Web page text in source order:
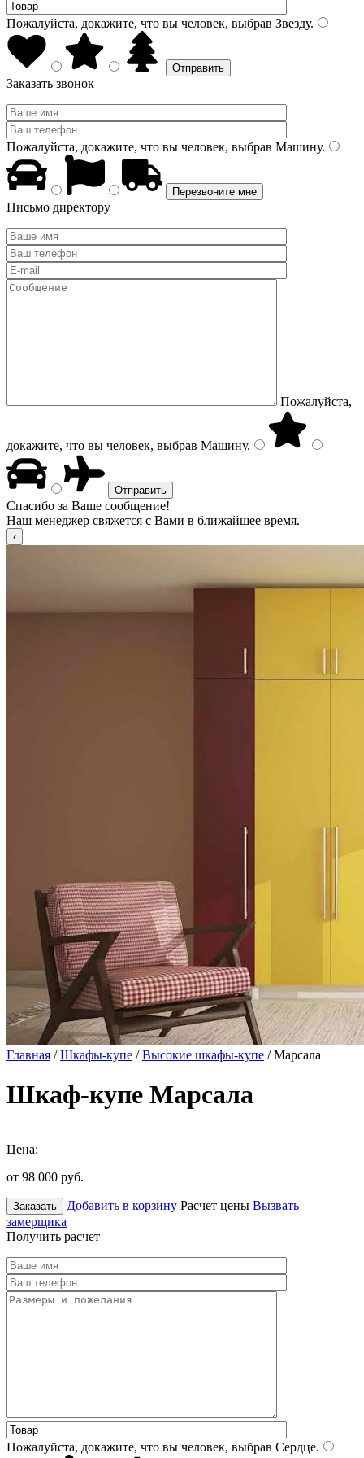
Пожалуйста, докажите, что вы человек, выбрав Звезду.
Заказать звонок
Пожалуйста, докажите, что вы человек, выбрав Машину.
Письмо директору
Пожалуйста,
докажите, что вы человек, выбрав Машину.
Спасибо за Ваше сообщение!
Наш менеджер свяжется с Вами в ближайшее время.
Главная /Шкафы-купе /Высокие шкафы-купе / Марсала
Шкаф-купе Марсала
Цена:
от 98 000 руб.
Заказать Добавить в корзину Расчет цены Вызвать
замерщика
Получить расчет
Пожалуйста, докажите, что вы человек, выбрав Сердце.